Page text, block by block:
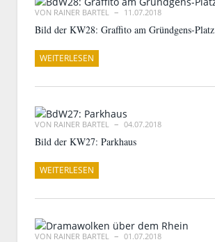
VON RAINER BARTEL 11.07.2018
Bild der KW28: Graffito am Gründgens-Platz
WEITERLESEN
VON RAINER BARTEL 04.07.2018
Bild der KW27: Parkhaus
WEITERLESEN
VON RAINER BARTEL 01.07.2018